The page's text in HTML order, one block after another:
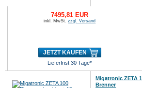
7495,81 EUR
inkl. MwSt.zzgl. Versand
JETZT KAUFEN
Lieferfrist 30 Tage*
Migatronic ZETA
Brenner